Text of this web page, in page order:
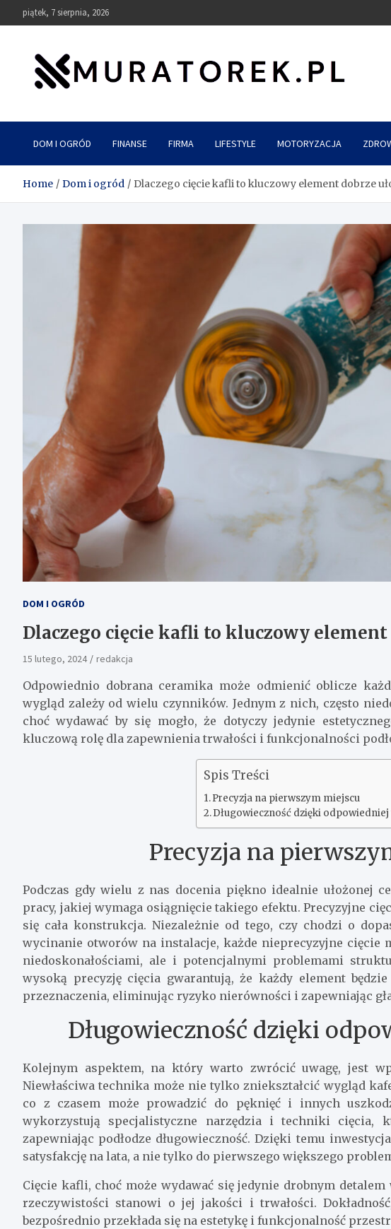
to
piątek, 7 sierpnia, 2026
muratorek.pl
DOM I OGRÓD FINANSE FIRMA LIFESTYLE MOTORYZACJA
Home Dom i ogród Dlaczego cięcie kafli to kluczowy element dobrze
DOM I OGRÓD
Dlaczego cięcie kafli to kluczowy element
15 lutego, 2024 redakcja
Odpowiednio dobrana ceramika może odmienić oblicze
wygląd zależy od wielu czynników. Jednym z nich, często
choć wydawać by się mogło, że dotyczy jedynie
kluczową rolę dla zapewnienia trwałości i funkcjonalności
Spis Treści
Precyzja na pierwszym miejscu
Długowieczność dzięki odpowiedniej
Precyzja na
Podczas gdy wielu z nas docenia piękno idealnie ułożonej
pracy, jakiej wymaga osiągnięcie takiego efektu. Precyzyjne
się cała konstrukcja. Niezależnie od tego, czy chodzi o
wycinanie otworów na instalacje, każde nieprecyzyjne cięcie
niedoskonałościami, ale i potencjalnymi problemami
wysoką precyzję cięcia gwarantują, że każdy element
przeznaczenia, eliminując ryzyko nierówności i zapewniając
Długowieczność dzięki
Kolejnym aspektem, na który warto zwrócić uwagę, jest
Niewłaściwa technika może nie tylko zniekształcić wygląd
co z czasem może prowadzić do pęknięć i innych
wykorzystują specjalistyczne narzędzia i techniki cięcia,
zapewniając podłodze długowieczność. Dzięki temu
satysfakcję na lata, a nie tylko do pierwszego większego
Cięcie kafli, choć może wydawać się jedynie drobnym detalem
rzeczywistości stanowi o jej jakości i trwałości.
bezpośrednio przekłada się na estetykę i funkcjonalność